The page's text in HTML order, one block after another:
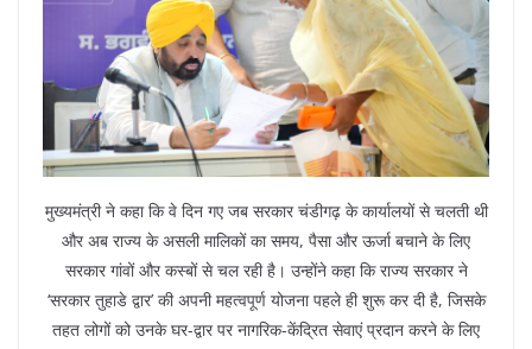
मुख्यमंत्री ने कहा कि वे दिन गए जब सरकार चंडीगढ़ के कार्यालयों से चलती थी
और अब राज्य के असली मालिकों का समय, पैसा और ऊर्जा बचाने के लिए
सरकार गांवों और कस्बों से चल रही है। उन्होंने कहा कि राज्य सरकार ने
‘सरकार तुहाडे द्वार’ की अपनी महत्वपूर्ण योजना पहले ही शुरू कर दी है, जिसके
तहत लोगों को उनके घर-द्वार पर नागरिक-केंद्रित सेवाएं प्रदान करने के लिए